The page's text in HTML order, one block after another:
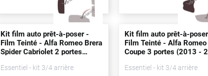
0038-ALF
Kit film auto prêt-à-poser -
Film Teinté - Alfa Romeo Brera
Spider Cabriolet 2 portes
Essentiel - kit 3/4 arrière
Kit film auto prêt-à-
Film Teinté - Alfa
Coupe 3portes (2013 -
Essentiel - kit 3/4 arrière